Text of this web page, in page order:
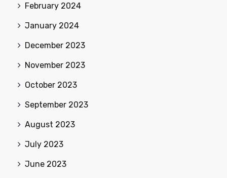
February 2024
January 2024
December 2023
November 2023
October 2023
September 2023
August 2023
July 2023
June 2023